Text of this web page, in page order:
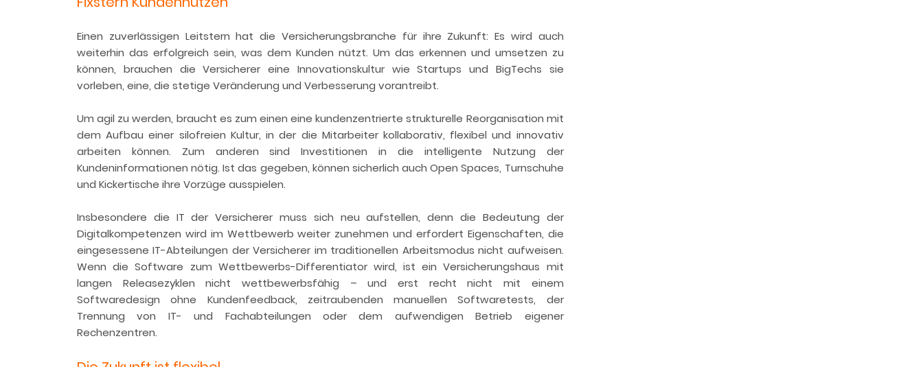
Einen zuverlässigen Leitstern hat die Versicherungsbranche für ihre Zukunft: Es wird auch
weiterhin das erfolgreich sein, was dem Kunden nützt. Um das erkennen und umsetzen zu
können, brauchen die Versicherer eine Innovationskultur wie Startups und BigTechs sie
vorleben, eine, die stetige Veränderung und Verbesserung vorantreibt.
Um agil zu werden, braucht es zum einen eine kundenzentrierte strukturelle Reorganisation mit
dem Aufbau einer silofreien Kultur, in der die Mitarbeiter kollaborativ, flexibel und innovativ
arbeiten können. Zum anderen sind Investitionen in die intelligente Nutzung der
Kundeninformationen nötig. Ist das gegeben, können sicherlich auch Open Spaces, Turnschuhe
und Kickertische ihre Vorzüge ausspielen.
Insbesondere die IT der Versicherer muss sich neu aufstellen, denn die Bedeutung der
Digitalkompetenzen wird im Wettbewerb weiter zunehmen und erfordert Eigenschaften, die
eingesessene IT-Abteilungen der Versicherer im traditionellen Arbeitsmodus nicht aufweisen.
Wenn die Software zum Wettbewerbs-Differentiator wird, ist ein Versicherungshaus mit
langen Releasezyklen nicht wettbewerbsfähig – und erst recht nicht mit einem
Softwaredesign ohne Kundenfeedback, zeitraubenden manuellen Softwaretests, der
Trennung von IT- und Fachabteilungen oder dem aufwendigen Betrieb eigener
Rechenzentren.